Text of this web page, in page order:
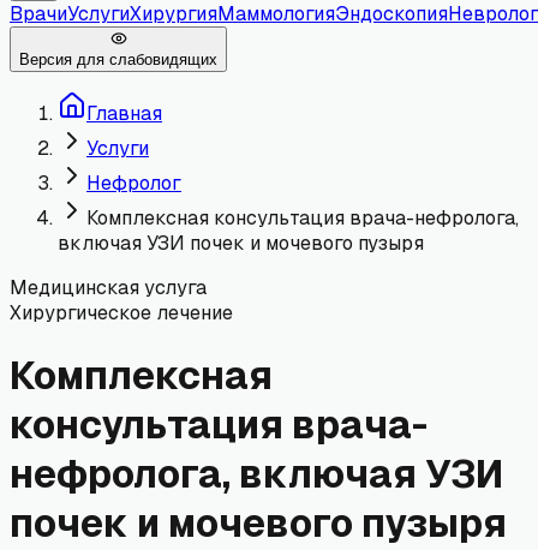
ВрачиУслугиХирургияМаммологияЭндоскопия
Версия для слабовидящих
Главная
Услуги
Нефролог
Комплексная консультация врача-нефролога,
включая УЗИ почек и мочевого пузыря
Медицинская услуга
Хирургическое лечение
Комплексная
консультация врача-
нефролога, включая УЗИ
почек и мочевого пузыря